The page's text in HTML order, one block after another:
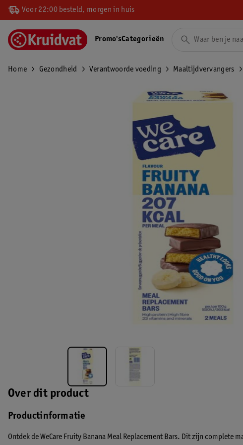
Voor 22:00 besteld, morgen in huis
Promo'sCategorieën
Home Gezondheid Verantwoorde voeding Maaltijdvervangers
Over dit product
Productinformatie
Ontdek de WeCare Fruity Banana Meal Replacement Bars. Dit zijn complete